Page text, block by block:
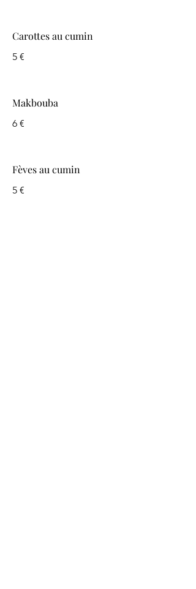
Carottes au cumin
5 €
Makbouba
6 €
Fèves au cumin
5 €